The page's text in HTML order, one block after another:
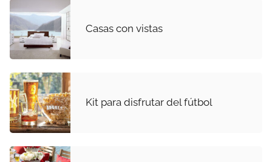
Casas con vistas
Kit para disfrutar del fútbol